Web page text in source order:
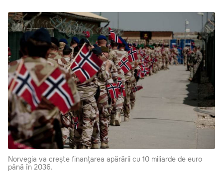
Norvegia va crește finanțarea apărării cu 10 miliarde de euro
până în 2036.